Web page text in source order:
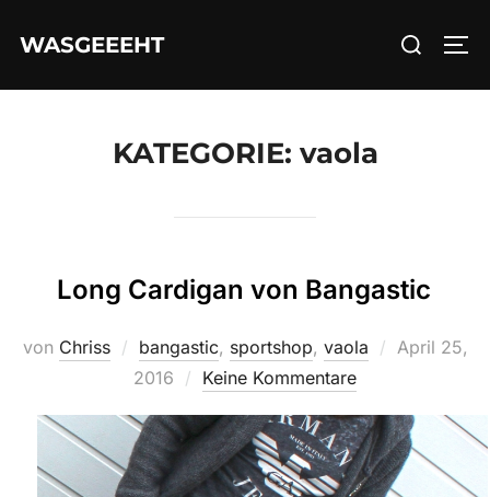
InhaltWASGEEEHT
Suchen
KATEGORIE: vaola
Long Cardigan von Bangastic
von Chriss bangastic, sportshop, vaola
April 25,
2016
Keine Kommentare